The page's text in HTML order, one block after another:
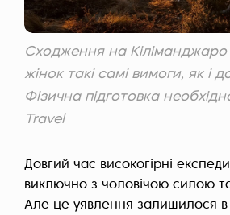
Сходження на Кіліманджаро
жінок такі самі вимоги, як і
Фізична підготовка
Travel
Довгий час високогірні
виключно з чоловічою силою
Але це уявлення залишилося